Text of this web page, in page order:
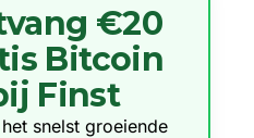
€20
Bitcoin
Finst
snelst groeiende